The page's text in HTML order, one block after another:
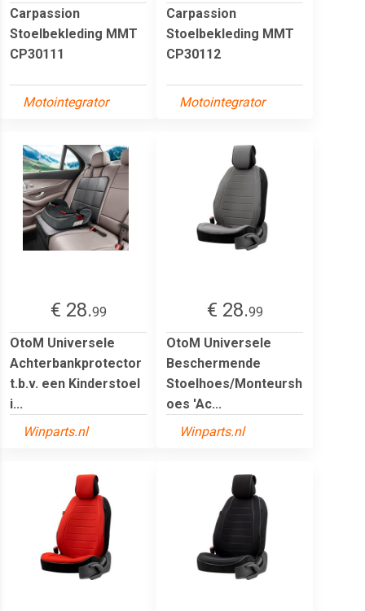
Carpassion
Stoelbekleding MMT
CP30111
Motointegrator
Carpassion
Stoelbekleding MMT
CP30112
Motointegrator
€ 28.99
OtoM Universele
Achterbankprotector
t.b.v. een Kinderstoel
i...
Winparts.nl
€ 28.99
OtoM Universele
Beschermende
Stoelhoes/Monteursh
oes 'Ac...
Winparts.nl